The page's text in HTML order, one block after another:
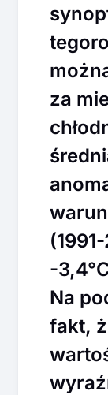
za
-
Na
fakt,